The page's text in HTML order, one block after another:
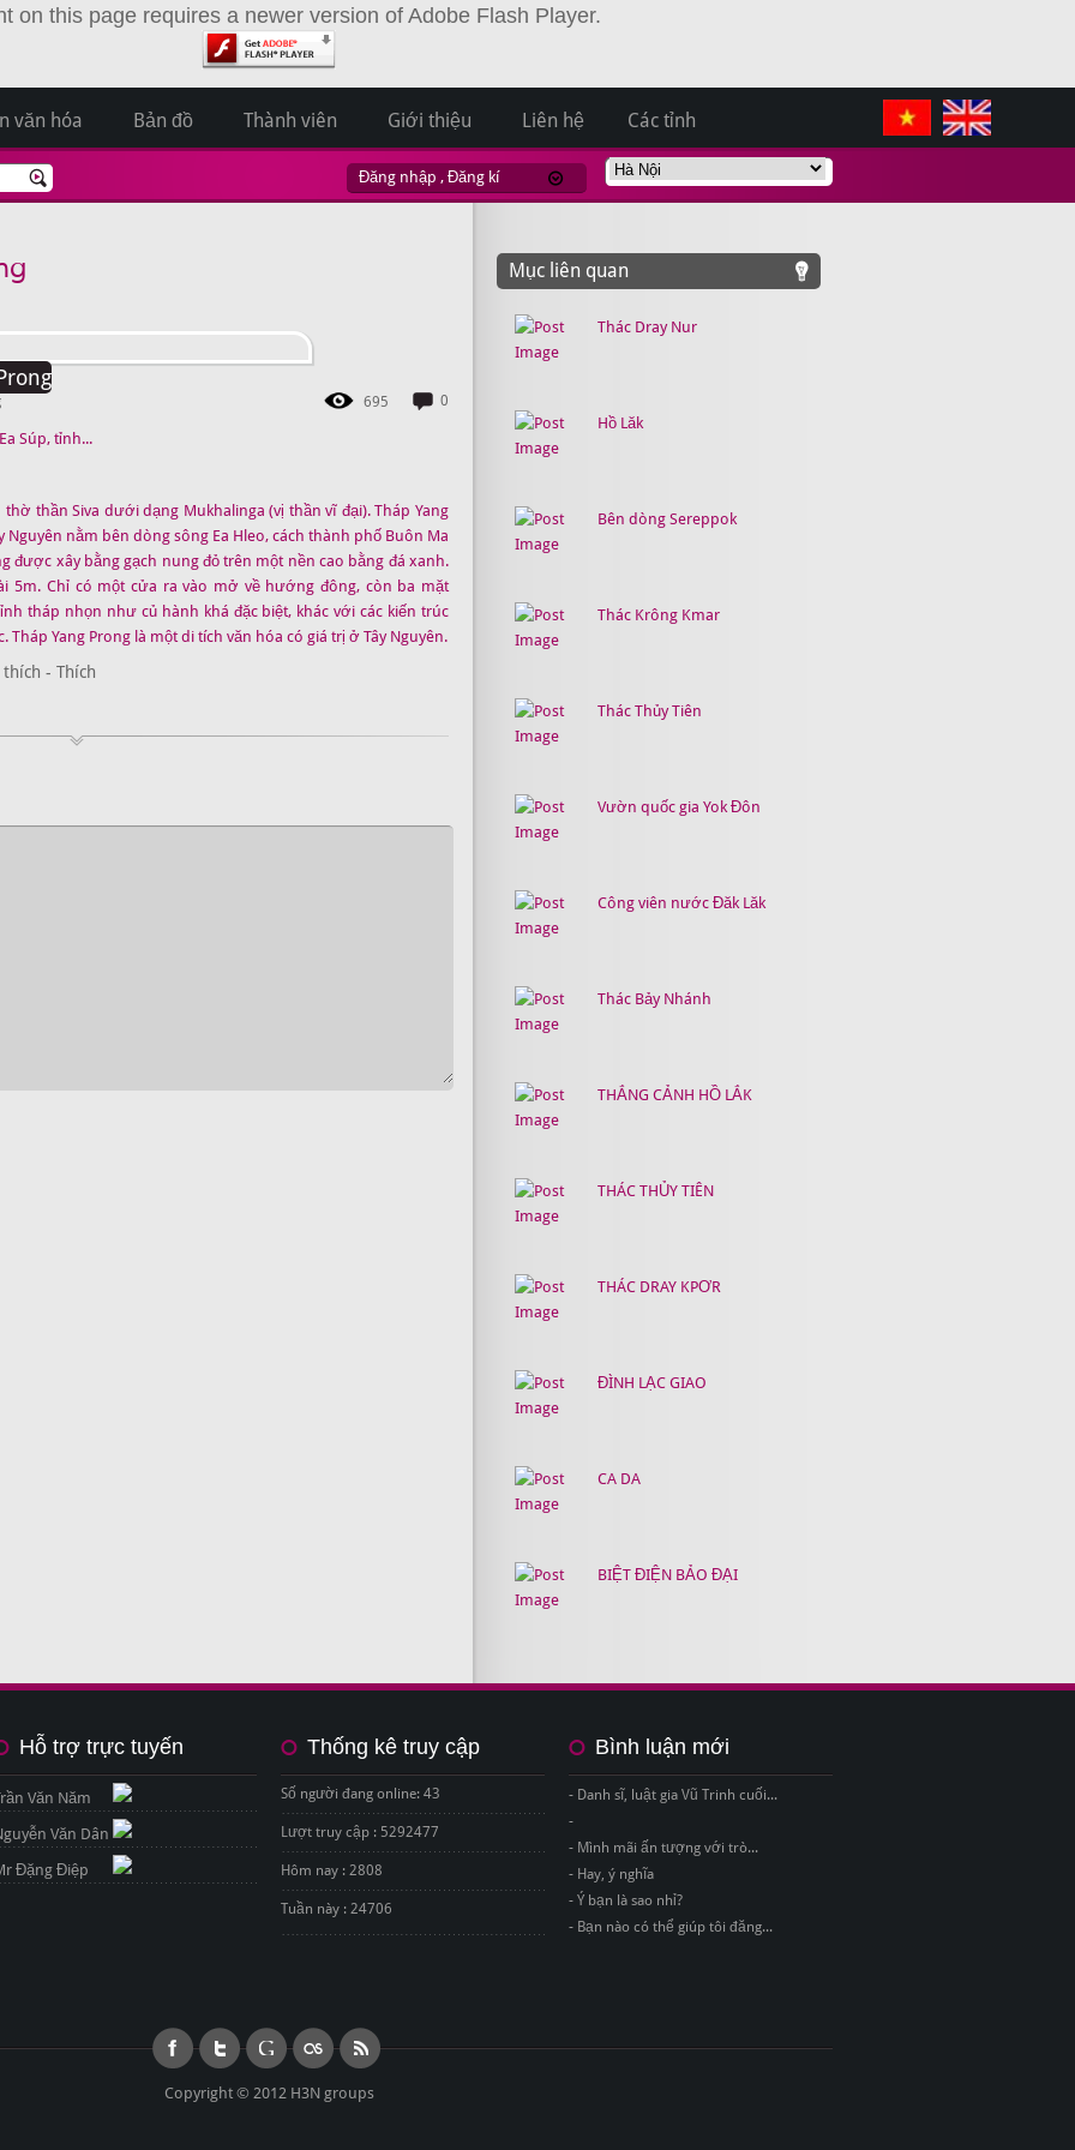
on this page requires a newer version of Adobe Flash Player.
văn hóa Bản đồ Thành viên Giới thiệu Liên hệ Các tỉnh
Đăng nhập , Đăng kí
0
695
Súp, tỉnh...
thần Siva dưới dạng Mukhalinga (vị thần vĩ đại). Tháp Yang
nằm bên dòng sông Ea Hleo, cách thành phố Buôn Ma
được xây bằng gạch nung đỏ trên một nền cao bằng đá xanh.
5m. Chỉ có một cửa ra vào mở về hướng đông, còn ba mặt
tháp nhọn như củ hành khá đặc biệt, khác với các kiến trúc
Yang Prong là một di tích văn hóa có giá trị ở Tây Nguyên.
- Thích
Mục liên quan
Thác Dray Nur
Hồ Lăk
Bên dòng Sereppok
Thác Krông Kmar
Thác Thủy Tiên
Vườn quốc gia Yok Đôn
Công viên nước Đăk Lăk
Thác Bảy Nhánh
THẮNG CẢNH HỒ LẮK
THÁC THỦY TIÊN
THÁC DRAY KPƠR
ĐÌNH LẠC GIAO
CA DA
BIỆT ĐIỆN BẢO ĐẠI
Hỗ trợ trực tuyến
Văn Năm
Văn Dân
Đặng Điệp
Thống kê truy cập
Số người đang online: 43
Lượt truy cập : 5292477
Hôm nay : 2808
Tuần này : 24706
Bình luận mới
- Danh sĩ, luật gia Vũ Trinh cuối...
-
- Mình mãi ấn tượng với trò...
- Hay, ý nghĩa
- Ý bạn là sao nhỉ?
- Bạn nào có thể giúp tôi đăng...
Copyright © 2012 H3N groups